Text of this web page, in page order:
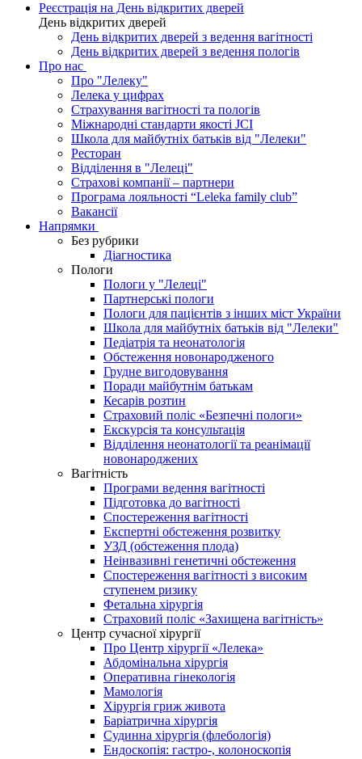
Реєстрація на День відкритих дверей
День відкритих дверей
День відкритих дверей з ведення вагітності
День відкритих дверей з ведення пологів
Про нас
Про "Лелеку"
Лелека у цифрах
Страхування вагітності та пологів
Міжнародні стандарти якості JCI
Школа для майбутніх батьків від "Лелеки"
Ресторан
Відділення в "Лелеці"
Страхові компанії – партнери
Програма лояльності “Leleka family club”
Вакансії
Напрямки
Без рубрики
Діагностика
Пологи
Пологи у "Лелеці"
Партнерські пологи
Пологи для пацієнтів з інших міст України
Школа для майбутніх батьків від "Лелеки"
Педіатрія та неонатологія
Обстеження новонародженого
Грудне вигодовування
Поради майбутнім батькам
Кесарів розтин
Страховий поліс «Безпечні пологи»
Екскурсія та консультація
Відділення неонатології та реанімації
новонароджених
Вагітність
Програми ведення вагітності
Підготовка до вагітності
Спостереження вагітності
Експертні обстеження розвитку
УЗД (обстеження плода)
Неінвазивні генетичні обстеження
Спостереження вагітності з високим
ступенем ризику
Фетальна хірургія
Страховий поліс «Захищена вагітність»
Центр сучасної хірургії
Про Центр хірургії «Лелека»
Абдомінальна хірургія
Оперативна гінекологія
Мамологія
Хірургія гриж живота
Баріатрична хірургія
Судинна хірургія (флебологія)
Ендоскопія: гастро-, колоноскопія